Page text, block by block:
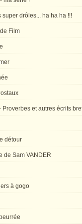
super drôles... ha ha ha !!!
Film
Proverbes et autres écrits
détour
de Sam VANDER
à gogo